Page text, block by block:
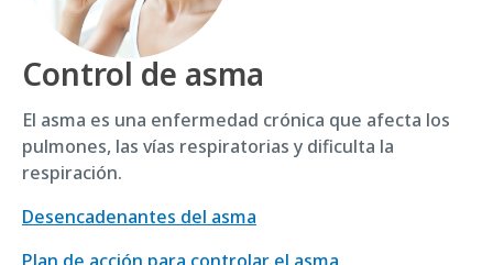
Control de asma
El asma es una enfermedad crónica que afecta los
pulmones, las vías respiratorias y dificulta la
respiración.
Desencadenantes del asma